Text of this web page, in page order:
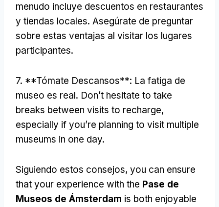
menudo incluye descuentos en restaurantes
y tiendas locales. Asegúrate de preguntar
sobre estas ventajas al visitar los lugares
participantes.
7. **Tómate Descansos**: La fatiga de
museo es real. Don’t hesitate to take
breaks between visits to recharge,
especially if you’re planning to visit multiple
museums in one day.
Siguiendo estos consejos, you can ensure
that your experience with the Pase de
Museos de Ámsterdam is both enjoyable